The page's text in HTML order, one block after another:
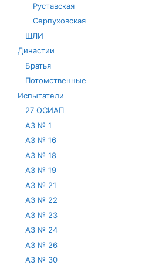
Руставская
Серпуховская
ШЛИ
Династии
Братья
Потомственные
Испытатели
27 ОСИАП
АЗ № 1
АЗ № 16
АЗ № 18
АЗ № 19
АЗ № 21
АЗ № 22
АЗ № 23
АЗ № 24
АЗ № 26
АЗ № 30